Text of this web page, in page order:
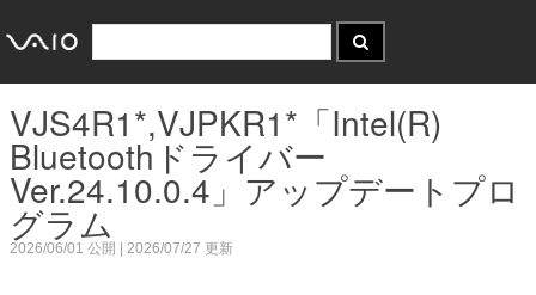
VJS4R1*,VJPKR1*「Intel(R)
Bluetoothドライバー
Ver.24.10.0.4」アップデートプロ
グラム
2026/06/01 公開 | 2026/07/27 更新